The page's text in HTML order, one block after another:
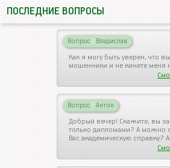
ПОСЛЕДНИЕ ВОПРОСЫ
Вопрос | Владислав
Как я могу быть уверен, что
мошенники и не кинете меня
Вопрос | Антон
Добрый вечер! Скажите, вы
только дипломами? А можно
Вас академическую справку?